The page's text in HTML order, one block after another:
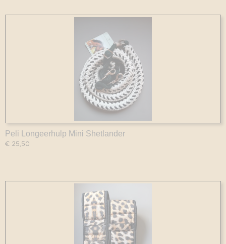
Peli Longeerhulp Mini Shetlander
€ 25,50